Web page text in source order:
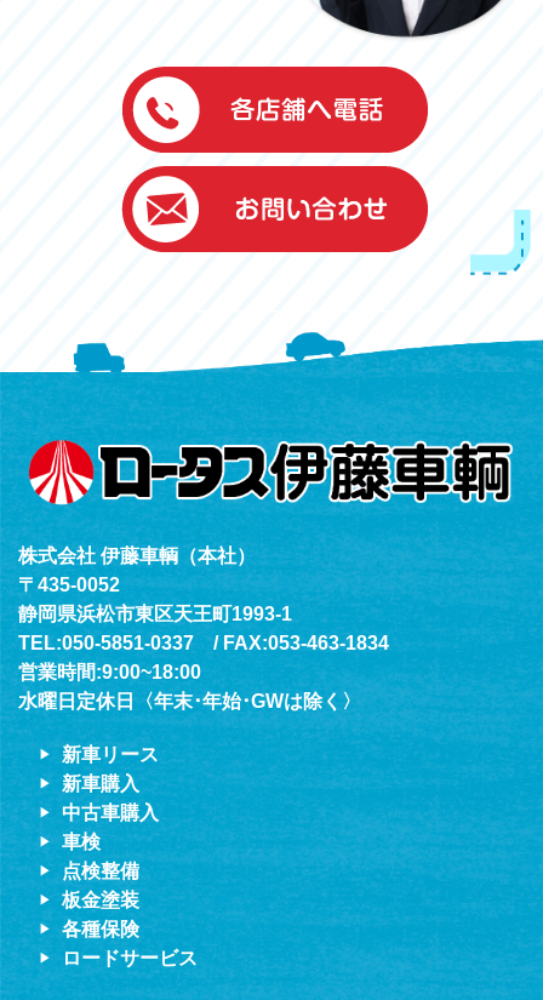
伊藤車輌（本社）
050-5851-0337
グッドワン浜松
050-5851-0338
浜北店
050-5851-0339
（年中無休24h対応）
株式会社 伊藤車輌（本社）
〒435-0052
静岡県浜松市東区天王町1993-1
TEL:050-5851-0337 / FAX:053-463-1834
営業時間:9:00~18:00
水曜日定休日〈年末･年始･GWは除く〉
新車リース
新車購入
中古車購入
車検
点検整備
板金塗装
各種保険
ロードサービス